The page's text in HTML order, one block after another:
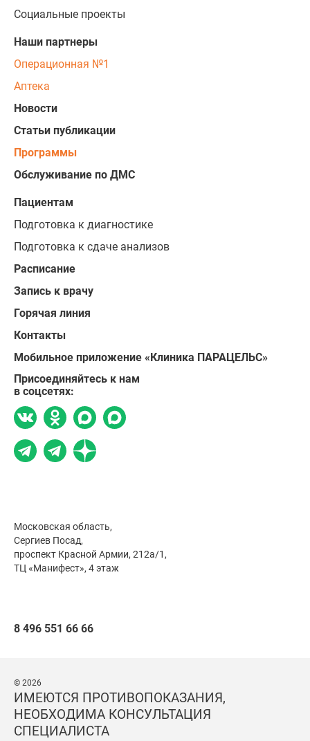
Социальные проекты
Наши партнеры
Операционная №1
Аптека
Новости
Статьи публикации
Программы
Обслуживание по ДМС
Пациентам
Подготовка к диагностике
Подготовка к сдаче анализов
Расписание
Запись к врачу
Горячая линия
Контакты
Мобильное приложение «Клиника ПАРАЦЕЛЬС»
Присоединяйтесь к нам
в соцсетях:
Московская область,
Сергиев Посад,
проспект Красной Армии, 212а/1,
ТЦ «Манифест», 4 этаж
8 496 551 66 66
© 2026
ИМЕЮТСЯ ПРОТИВОПОКАЗАНИЯ,
НЕОБХОДИМА КОНСУЛЬТАЦИЯ
СПЕЦИАЛИСТА